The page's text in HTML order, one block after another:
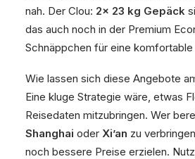
nah. Der Clou: 2x 23 kg Gepäck
das auch noch in der Premium
Schnäppchen für eine
Wie lassen sich diese Angebote
Eine kluge Strategie wäre, etwas
Reisedaten mitzubringen. Wer
Shanghai oder Xi’an zu
noch bessere Preise erzielen.